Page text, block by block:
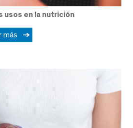
usos en la nutrición
más